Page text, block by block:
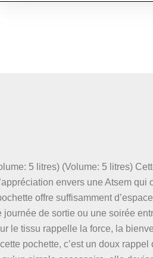
5 litres) (Volume: 5 litres)
envers une Atsem qui
offre suffisamment
de sortie ou une soirée
le tissu rappelle la force, la
pochette, c’est un doux rappel